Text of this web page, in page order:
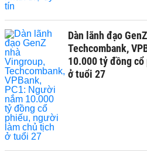
Dàn lãnh đạo
Techcombank,
10.000 tỷ đồng
ở tuổi 27